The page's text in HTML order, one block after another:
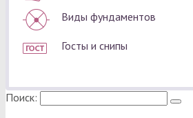
Виды фундаментов
Госты и снипы
Поиск: